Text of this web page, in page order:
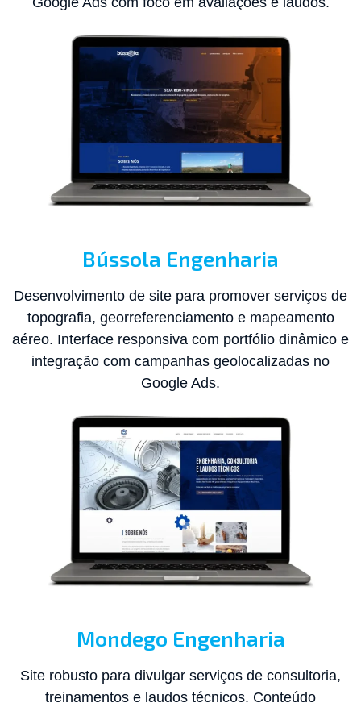
Bússola Engenharia
Desenvolvimento de site para promover serviços de
topografia, georreferenciamento e mapeamento
aéreo. Interface responsiva com portfólio dinâmico e
integração com campanhas geolocalizadas no
Google Ads.
Mondego Engenharia
Site robusto para divulgar serviços de consultoria,
treinamentos e laudos técnicos. Conteúdo